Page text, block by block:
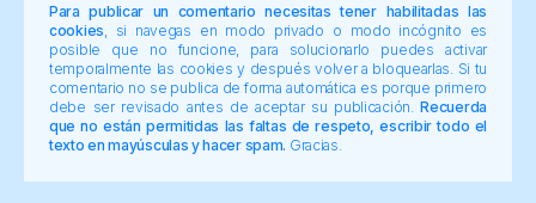
Para publicar un comentario necesitas tener habilitadas las
cookies , si navegas en modo privado o modo incógnito es
posible que no funcione, para solucionarlo puedes activar
temporalmente las cookies y después volver a bloquearlas. Si tu
comentario no se publica de forma automática es porque primero
debe ser revisado antes de aceptar su publicación.Recuerda
que no están permitidas las faltas de respeto, escribir todo el
texto en mayúsculas y hacer spam. Gracias.